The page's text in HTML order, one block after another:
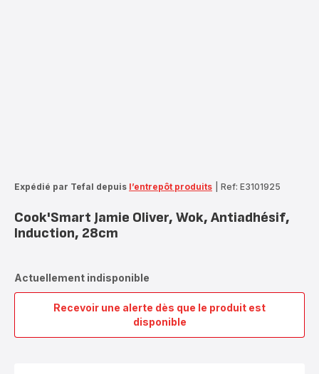
Expédié par Tefal depuis l’entrepôt produits Ref: E3101925
Cook'Smart Jamie Oliver, Wok, Antiadhésif,
Induction, 28cm
Actuellement indisponible
Recevoir une alerte dès que le produit est
disponibleCook'Smart
Jamie